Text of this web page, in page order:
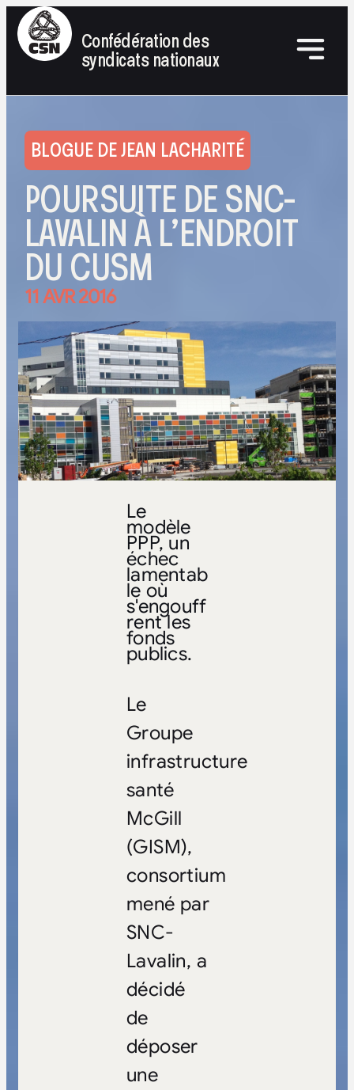
Confédération des
syndicats nationaux
BLOGUE DE JEAN LACHARITÉ
POURSUITE DE SNC-
LAVALIN À L’ENDROIT
DU CUSM
11 AVR 2016
Le
modèle
PPP, un
échec
lamentab
le où
s'engouff
rent les
fonds
publics.
Le
Groupe
infrastructure
santé
McGill
(GISM),
consortium
mené par
SNC-
Lavalin, a
décidé
de
déposer
une